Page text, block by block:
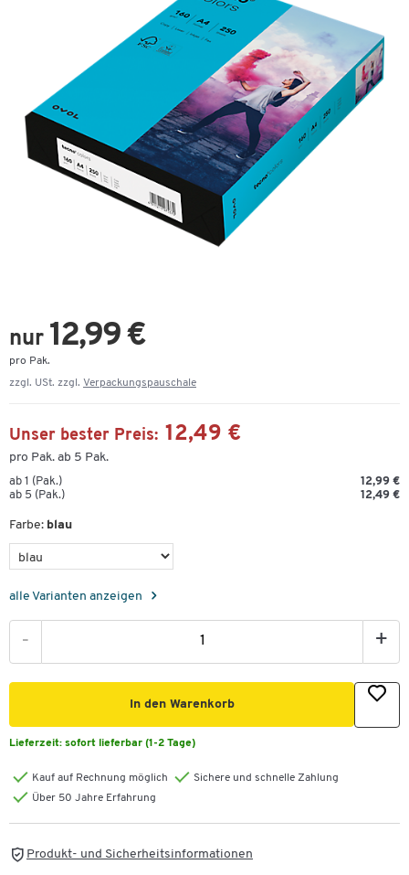
nur 12,99 €
pro Pak.
zzgl. USt. zzgl. Verpackungspauschale
Unser bester Preis: 12,49 €
pro Pak. ab 5 Pak.
ab 1 (Pak.)
12,99 €
ab 5 (Pak.)
12,49 €
Farbe: blau
alle Varianten anzeigen
- +
In den Warenkorb
Lieferzeit: sofort lieferbar (1-2 Tage)
Kauf auf Rechnung möglich
Sichere und schnelle Zahlung
Über 50 Jahre Erfahrung
Produkt- und Sicherheitsinformationen